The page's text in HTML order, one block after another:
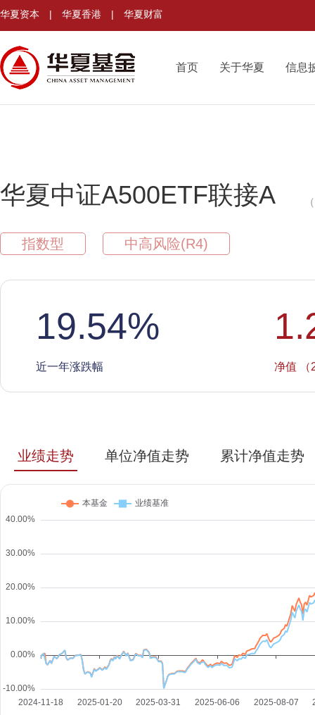
华夏资本 | 华夏香港 | 华夏财富
首页 关于华夏 信息
华夏中证A500ETF联接A
指数型 中高风险(R4)
19.54%
近一年涨跌幅 净值 （
业绩走势 单位净值走势 累计净值走势